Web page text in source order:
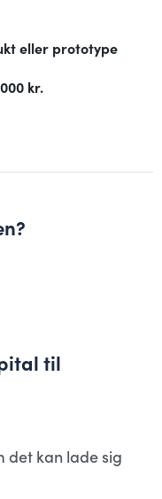
eller prototype
kr.
til
det kan lade sig